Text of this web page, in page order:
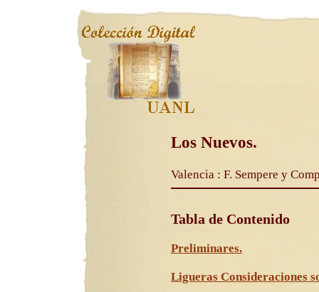
Los Nuevos.
Valencia : F. Sempere y
Tabla de Contenido
Preliminares.
Ligueras Consideraciones